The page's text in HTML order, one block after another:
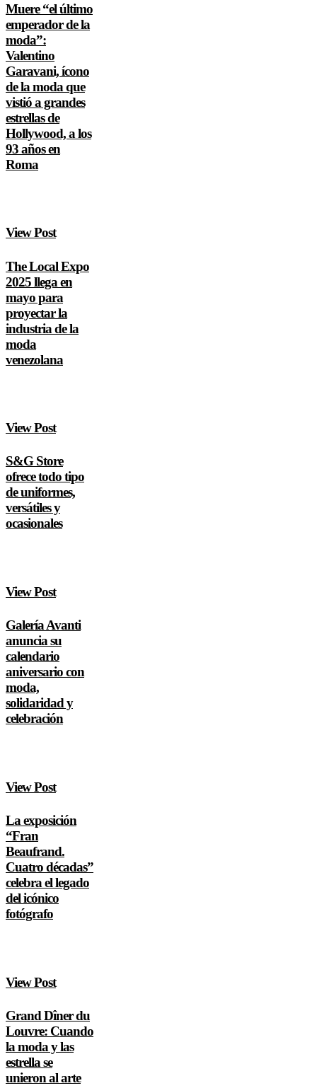
Muere “el último
emperador de la
moda”:
Valentino
Garavani, ícono
de la moda que
vistió a grandes
estrellas de
Hollywood, a los
93 años en
Roma
View Post
The Local Expo
2025 llega en
mayo para
proyectar la
industria de la
moda
venezolana
View Post
S&G Store
ofrece todo tipo
de uniformes,
versátiles y
ocasionales
View Post
Galería Avanti
anuncia su
calendario
aniversario con
moda,
solidaridad y
celebración
View Post
La exposición
“Fran
Beaufrand.
Cuatro décadas”
celebra el legado
del icónico
fotógrafo
View Post
Grand Dîner du
Louvre: Cuando
la moda y las
estrella se
unieron al arte